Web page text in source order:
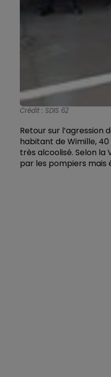
Crédit : SDIS 62
Retour sur l’agression
habitant de Wimille, 40
très alcoolisé. Selon la
par les pompiers mais